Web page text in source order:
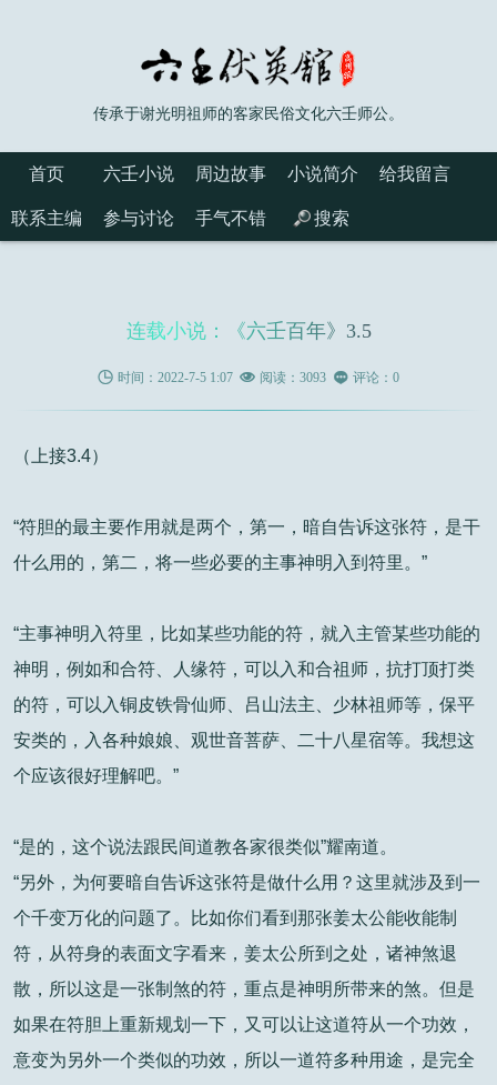
传承于谢光明祖师的客家民俗文化六壬师公。
首页 六壬小说 周边故事 小说简介 给我留言
联系主编 参与讨论 手气不错 搜索
连载小说：《六壬百年》3.5
 时间：2022-7-5 1:07  阅读：3093  评论：0
（上接3.4）
“符胆的最主要作用就是两个，第一，暗自告诉这张符，是干
什么用的，第二，将一些必要的主事神明入到符里。”
“主事神明入符里，比如某些功能的符，就入主管某些功能的
神明，例如和合符、人缘符，可以入和合祖师，抗打顶打类
的符，可以入铜皮铁骨仙师、吕山法主、少林祖师等，保平
安类的，入各种娘娘、观世音菩萨、二十八星宿等。我想这
个应该很好理解吧。”
“是的，这个说法跟民间道教各家很类似”耀南道。
“另外，为何要暗自告诉这张符是做什么用？这里就涉及到一
个千变万化的问题了。比如你们看到那张姜太公能收能制
符，从符身的表面文字看来，姜太公所到之处，诸神煞退
散，所以这是一张制煞的符，重点是神明所带来的煞。但是
如果在符胆上重新规划一下，又可以让这道符从一个功效，
意变为另外一个类似的功效，所以一道符多种用途，是完全